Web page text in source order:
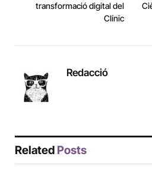
transformació digital del
Clínic
Redacció
Related Posts